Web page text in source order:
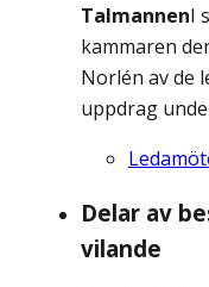
TalmannenI
kammaren
Norlén av de
uppdrag
Delar av
vilande